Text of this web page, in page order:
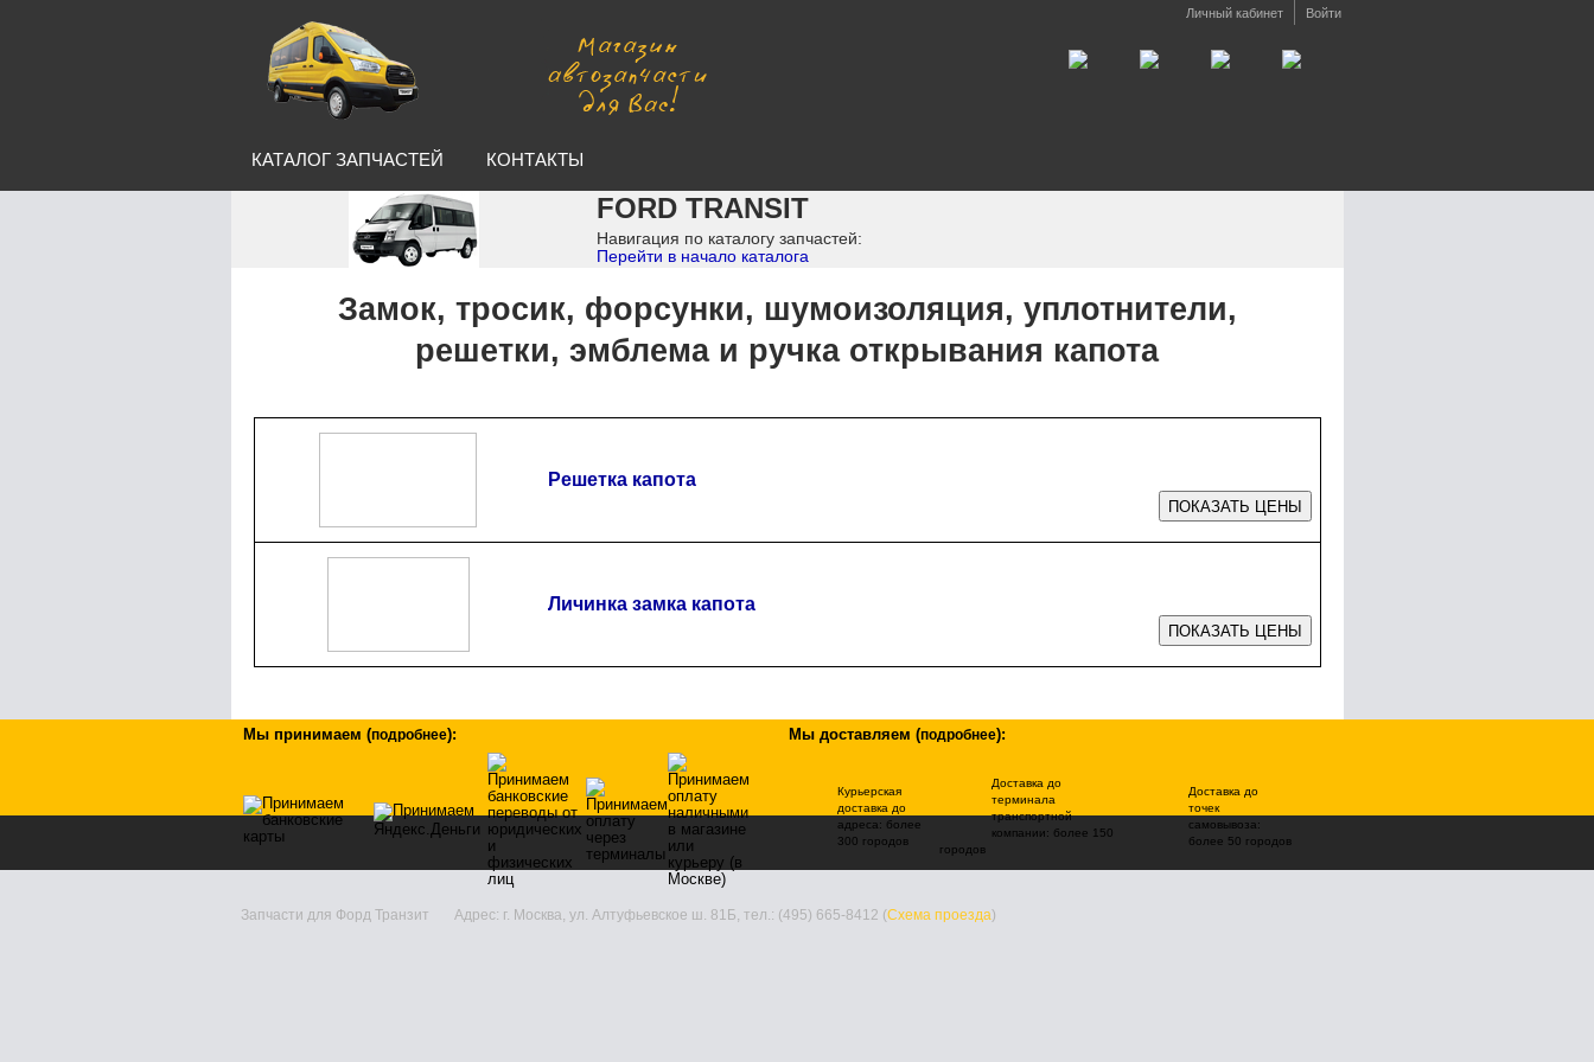
Личный кабинет Войти
КАТАЛОГ ЗАПЧАСТЕЙ КОНТАКТЫ
FORD TRANSIT
Навигация по каталогу запчастей:
Перейти в начало каталога
Замок, тросик, форсунки, шумоизоляция, уплотнители,
решетки, эмблема и ручка открывания капота
Решетка капота
Личинка замка капота
Мы принимаем (подробнее): Мы доставляем (подробнее):
Курьерская
доставка до
адреса: более
300 городов
Доставка до
терминала
транспортной
компании: более 150
городов
Доставка до
точек
самовывоза:
более 50 городов
Запчасти для Форд Транзит Адрес: г. Москва, ул. Алтуфьевское ш. 81Б, тел.: (495) 665-8412 (Схема проезда)